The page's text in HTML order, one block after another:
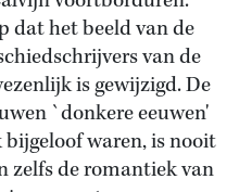
dat het beeld van de
van de
is gewijzigd. De
`donkere eeuwen'
waren, is nooit
zelfs de romantiek van